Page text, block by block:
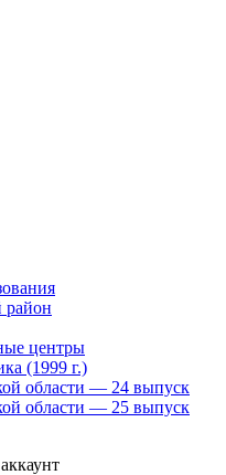
центры
(1999 г.)
области — 24 выпуск
области — 25 выпуск